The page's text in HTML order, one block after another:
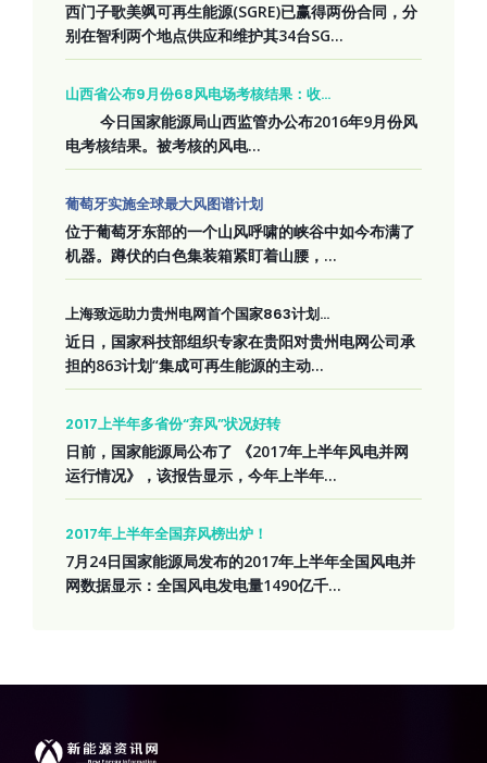
西门子歌美飒可再生能源(SGRE)已赢得两份合同，分
别在智利两个地点供应和维护其34台SG...
山西省公布9月份68风电场考核结果：收...
今日国家能源局山西监管办公布2016年9月份风
电考核结果。被考核的风电...
葡萄牙实施全球最大风图谱计划
位于葡萄牙东部的一个山风呼啸的峡谷中如今布满了
机器。蹲伏的白色集装箱紧盯着山腰，...
上海致远助力贵州电网首个国家863计划...
近日，国家科技部组织专家在贵阳对贵州电网公司承
担的863计划“集成可再生能源的主动...
2017上半年多省份“弃风”状况好转
日前，国家能源局公布了 《2017年上半年风电并网
运行情况》，该报告显示，今年上半年...
2017年上半年全国弃风榜出炉！
7月24日国家能源局发布的2017年上半年全国风电并
网数据显示：全国风电发电量1490亿千...